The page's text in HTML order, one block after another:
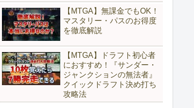
【MTGA】無課金でもOK！
マスタリー・パスのお得度
を徹底解説
【MTGA】ドラフト初心者
におすすめ！『サンダー・
ジャンクションの無法者』
クイックドラフト決め打ち
攻略法